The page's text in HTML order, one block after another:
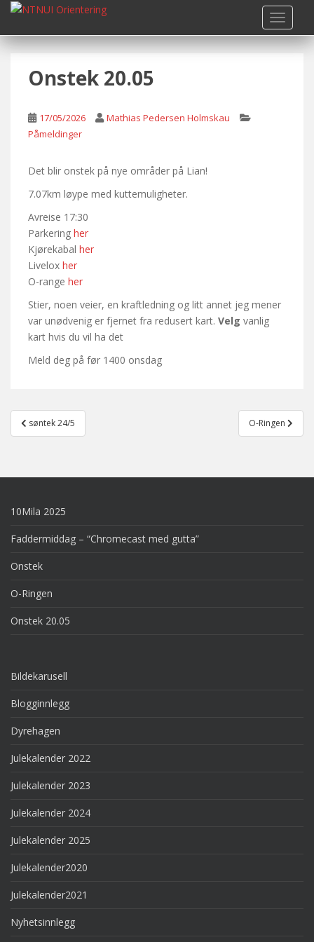
i
Onstek 20.05
17/05/2026
Mathias Pedersen Holmskau
Påmeldinger
Det blir onstek på nye områder på Lian!
7.07km løype med kuttemuligheter.
Avreise 17:30
Parkering her
Kjørekabal her
Livelox her
O-range her
Stier, noen veier, en kraftledning og litt annet jeg mener
var unødvenig er fjernet fra redusert kart. Velg vanlig
kart hvis du vil ha det
Meld deg på før 1400 onsdag
Post
navigation
søntek 24/5 O-Ringen
10Mila 2025
Faddermiddag – “Chromecast med gutta”
Onstek
O-Ringen
Onstek 20.05
Bildekarusell
Blogginnlegg
Dyrehagen
Julekalender 2022
Julekalender 2023
Julekalender 2024
Julekalender 2025
Julekalender2020
Julekalender2021
Nyhetsinnlegg